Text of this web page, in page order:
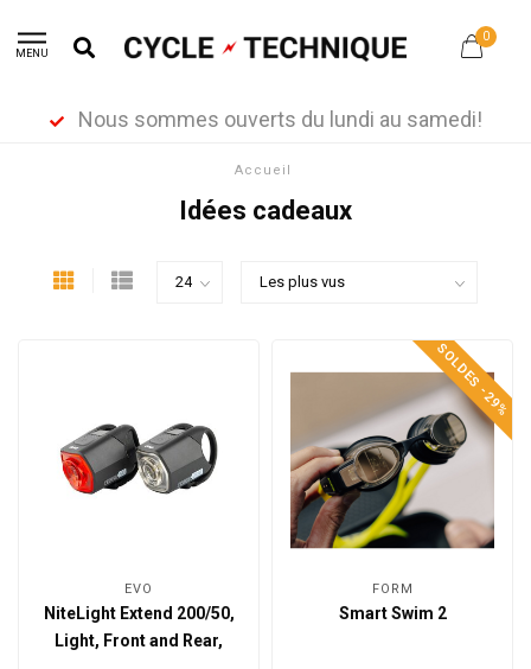
MENU
0
Nous sommes ouverts du lundi au samedi!
Accueil
Idées cadeaux
EVO
NiteLight Extend 200/50,
Light, Front and Rear,
SOLDES -29%
FORM
Smart Swim 2